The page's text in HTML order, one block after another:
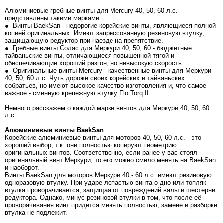
Алюминиевые гребные винты для Mercury 40, 50, 60 л.с.
представлены такими марками:
● Винты BaekSan - недорогие корейские винты, являющиеся полной
копией оригинальных. Имеют запрессованную резиновую втулку,
защищающую редуктор при наезде на препятствие.
● Гребные винты Солас для Меркури 40, 50, 60 - бюджетные
тайваньские винты, отличающиеся повышенной тягой и
обеспечивающие хороший разгон, но невысокую скорость.
● Оригинальные винты Mercury - качественные винты для Меркури
40, 50, 60 л.с. Чуть дороже своих корейских и тайваньских
собратьев, но имеют высокое качество изготовления и, что самое
важное - сменную крепежную втулку Flo Torq II.
Немного расскажем о каждой марке винтов для Меркури 40, 50, 60
л.с.:
Алюминиевые винты BaekSan
Корейские алюминиевые винты для моторов 40, 50, 60 л.с. - это
хороший выбор, т.к. они полностью копируют геометрию
оригинальных винтов. Соответственно, если ранее у вас стоял
оригинальный винт Меркури, то его можно смело менять на BaekSan
и наоборот.
Винты BaekSan для моторов Меркури 40 - 60 л.с. имеют резиновую
одноразовую втулку. При ударе лопастью винта о дно или топляк
втулка проворачивается, защищая от повреждений валы и шестерни
редуктора. Однако, минус резиновой втулки в том, что после её
проворачивания винт придется менять полностью; замене и разборке
втулка не подлежит.